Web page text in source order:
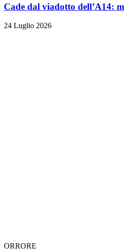
Cade dal viadotto dell’A14:
24 Luglio 2026
ORRORE